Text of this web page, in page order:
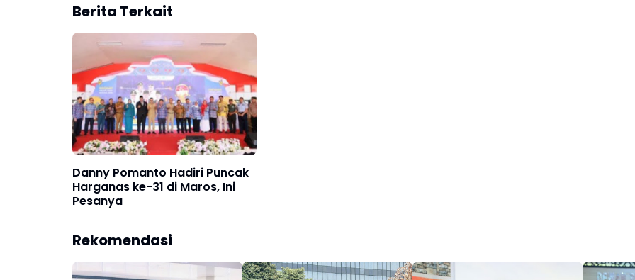
Berita Terkait
Danny Pomanto Hadiri Puncak
Harganas ke-31 di Maros, Ini
Pesanya
Rekomendasi